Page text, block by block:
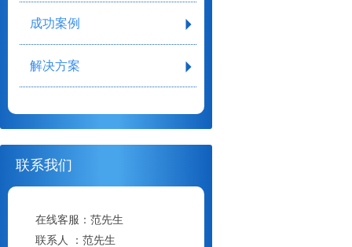
成功案例
解决方案
联系我们
在线客服：范先生
联系人 ：范先生